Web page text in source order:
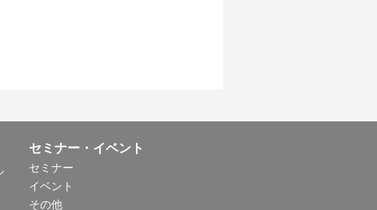
セミナー・イベント
セミナー
イベント
その他